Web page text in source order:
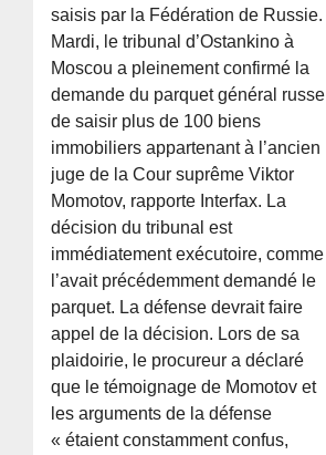
saisis par la Fédération de Russie.
Mardi, le tribunal d’Ostankino à
Moscou a pleinement confirmé la
demande du parquet général russe
de saisir plus de 100 biens
immobiliers appartenant à l’ancien
juge de la Cour suprême Viktor
Momotov, rapporte Interfax. La
décision du tribunal est
immédiatement exécutoire, comme
l’avait précédemment demandé le
parquet. La défense devrait faire
appel de la décision. Lors de sa
plaidoirie, le procureur a déclaré
que le témoignage de Momotov et
les arguments de la défense
« étaient constamment confus,